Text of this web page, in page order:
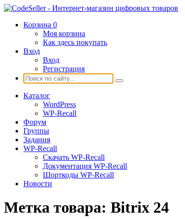
Корзина 0
Моя корзина
Как здесь покупать
Вход
Вход
Регистрация
Каталог
WordPress
WP-Recall
Форум
Группы
Задания
WP-Recall
Скачать WP-Recall
Документация WP-Recall
Шорткоды WP-Recall
Новости
Метка товара: Bitrix 24